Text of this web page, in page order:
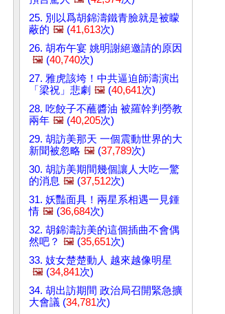
25. 別以爲胡錦濤鐵青臉就是被矇
蔽的 🖼️ (41,613次)
26. 胡布午宴 姚明謝絕邀請的原因
🖼️ (40,740次)
27. 雅虎該垮！中共逼迫師濤演出
「梁祝」悲劇 🖼️ (40,641次)
28. 吃餃子不蘸醬油 被羅幹判勞教
兩年 🖼️ (40,205次)
29. 胡訪美那天 一個震動世界的大
新聞被忽略 🖼️ (37,789次)
30. 胡訪美期間幾個讓人大吃一驚
的消息 🖼️ (37,512次)
31. 妖豔面具！兩星系相遇一見鍾
情 🖼️ (36,684次)
32. 胡錦濤訪美的這個插曲不會偶
然吧？ 🖼️ (35,651次)
33. 妓女楚楚動人 越來越像明星
🖼️ (34,841次)
34. 胡出訪期間 政治局召開緊急擴
大會議 (34,781次)